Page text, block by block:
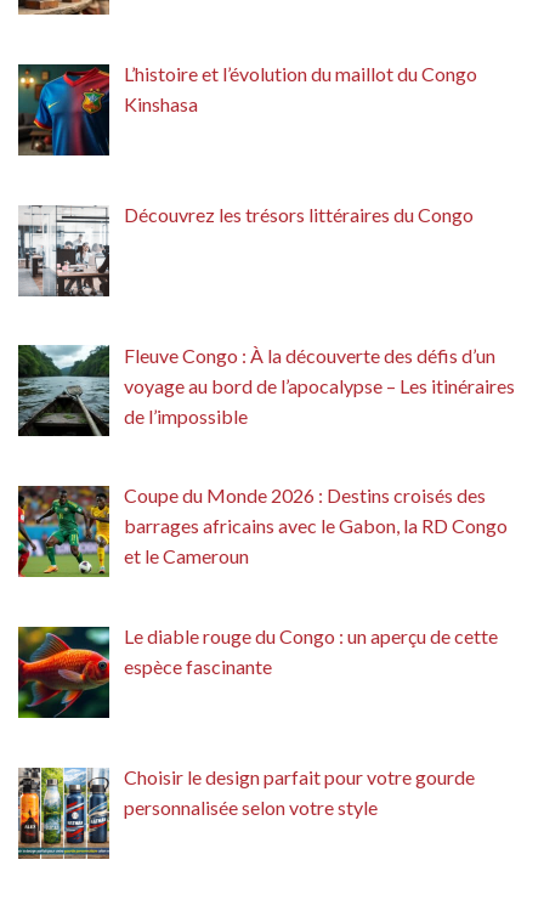
L’histoire et l’évolution du maillot du Congo
Kinshasa
Découvrez les trésors littéraires du Congo
Fleuve Congo : À la découverte des défis d’un
voyage au bord de l’apocalypse – Les itinéraires
de l’impossible
Coupe du Monde 2026 : Destins croisés des
barrages africains avec le Gabon, la RD Congo
et le Cameroun
Le diable rouge du Congo : un aperçu de cette
espèce fascinante
Choisir le design parfait pour votre gourde
personnalisée selon votre style